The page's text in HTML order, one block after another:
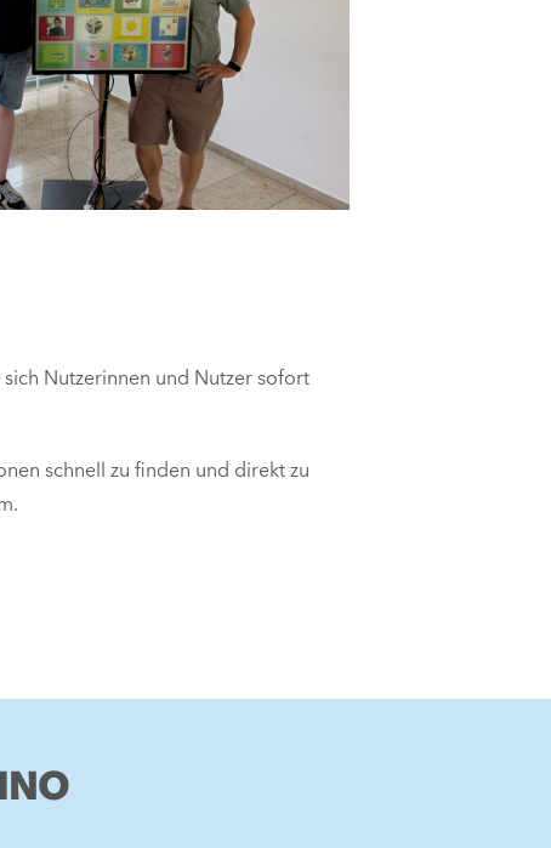
Nutzerinnen und Nutzer sofort
schnell zu finden und direkt zu